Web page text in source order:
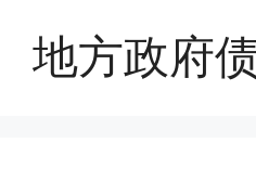
地方政府